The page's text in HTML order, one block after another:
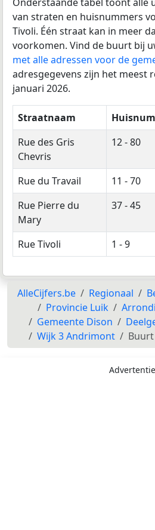
van straten en huisnummers
Tivoli. Één straat kan in meer
voorkomen. Vind de buurt bij
met alle adressen voor de
adresgegevens zijn het meest
januari 2026.
Straatnaam
Rue des Gris
Chevris
12 - 80
Rue du Travail 11 - 70
Rue Pierre du
Mary
37 - 45
Rue Tivoli 1 - 9
AlleCijfers.be Regionaal
Provincie Luik
Gemeente Dison
Wijk 3 Andrimont